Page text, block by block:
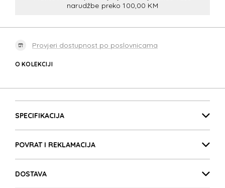
narudžbe preko 100,00 KM
Provjeri dostupnost po poslovnicama
O KOLEKCIJI
SPECIFIKACIJA
POVRAT I REKLAMACIJA
DOSTAVA
DASHPOP
DASHPOP
DASHPOP